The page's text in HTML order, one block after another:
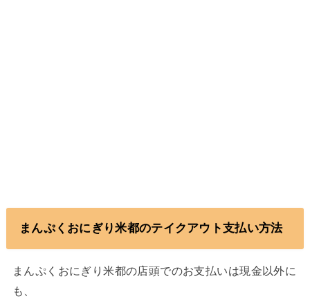
まんぷくおにぎり米都のテイクアウト支払い方法
まんぷくおにぎり米都の店頭でのお支払いは現金以外に
も、